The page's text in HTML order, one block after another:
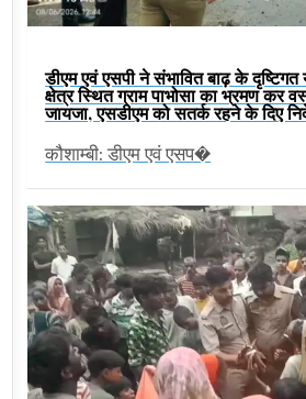
डीएम एवं एसपी ने संभावित बाढ़ के
क्षेत्र स्थित ग्राम पाभोसा का भ्रमण कर
जायजा, एसडीएम को सतर्क रहने के दिए
कौशाम्बी: डीएम एवं एसप�